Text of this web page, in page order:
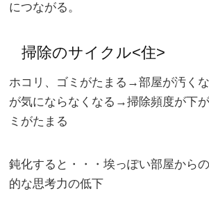
につながる。
掃除のサイクル<住>
ホコリ、ゴミがたまる→部屋が汚く
が気にならなくなる→掃除頻度が下
ミがたまる
鈍化すると・・・埃っぽい部屋から
的な思考力の低下